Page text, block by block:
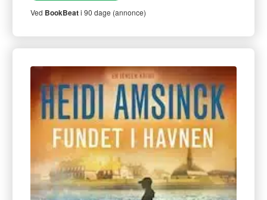
Ved BookBeati 90 dage (annonce)